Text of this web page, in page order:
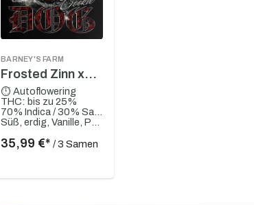
BARNEY'S FARM
Frosted Zinn x
Cookie Dog Auto
⏱ Autoflowering
THC: bis zu 25%
35,99 €*/ 3 Samen